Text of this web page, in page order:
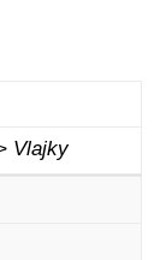
Vlajky